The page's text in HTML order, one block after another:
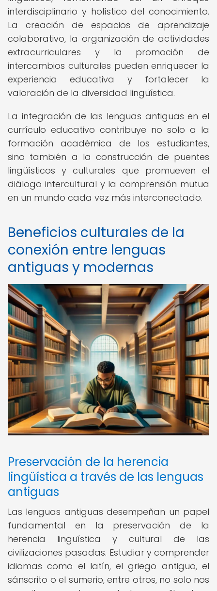
interdisciplinario y holístico del conocimiento.
La creación de espacios de aprendizaje
colaborativo, la organización de actividades
extracurriculares y la promoción de
intercambios culturales pueden enriquecer la
experiencia educativa y fortalecer la
valoración de la diversidad lingüística.
La integración de las lenguas antiguas en el
currículo educativo contribuye no solo a la
formación académica de los estudiantes,
sino también a la construcción de puentes
lingüísticos y culturales que promueven el
diálogo intercultural y la comprensión mutua
en un mundo cada vez más interconectado.
Beneficios culturales de la
conexión entre lenguas
antiguas y modernas
Preservación de la herencia
lingüística a través de las lenguas
antiguas
Las lenguas antiguas desempeñan un papel
fundamental en la preservación de la
herencia lingüística y cultural de las
civilizaciones pasadas. Estudiar y comprender
idiomas como el latín, el griego antiguo, el
sánscrito o el sumerio, entre otros, no solo nos